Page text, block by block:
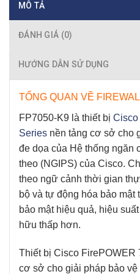
MÔ TẢ
ĐÁNH GIÁ (0)
HƯỚNG DẪN SỬ DỤNG
TỔNG QUAN VỀ
FP7050-K9 là thiết bị Cisco
Series nền tảng cơ sở cho
đe dọa của Hệ thống ngăn
theo (NGIPS) của Cisco.
theo ngữ cảnh thời gian
bộ và tự động hóa bảo mật
bảo mật hiệu quả, hiệu
hữu thấp hơn.
Thiết bị Cisco FirePOWER
cơ sở cho giải pháp bảo